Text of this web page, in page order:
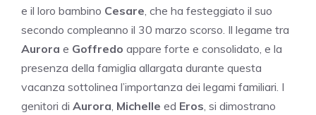
e il loro bambino Cesare, che ha festeggiato il suo
secondo compleanno il 30 marzo scorso. Il legame tra
Aurora e Goffredo appare forte e consolidato, e la
presenza della famiglia allargata durante questa
vacanza sottolinea l’importanza dei legami familiari. I
genitori di Aurora, Michelle ed Eros, si dimostrano